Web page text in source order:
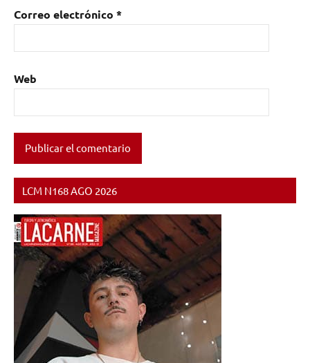
Correo electrónico *
Web
LCM N168 AGO 2026